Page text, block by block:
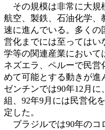
その規模は非常に大規
航空、製鉄、石油化学、
速に進んでいる。多くの
営化までには至ってはい
学等の関連産業において
ネズエラ、ペルーで民
めて可能とする動きが進
ゼンチンでは90年12月
組、92年9月には民営化
定した。
ブラジルでは90年のコ